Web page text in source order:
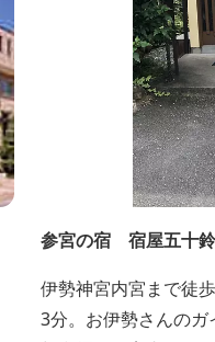
参宮の宿 宿屋五十
伊勢神宮内宮まで徒
3分。お伊勢さんの